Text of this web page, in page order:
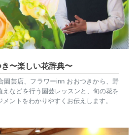
〜楽しい花辞典〜
園芸店、フラワーinn おおつきから、野
えなどを行う園芸レッスンと、旬の花を
ントをわかりやすくお伝えします。